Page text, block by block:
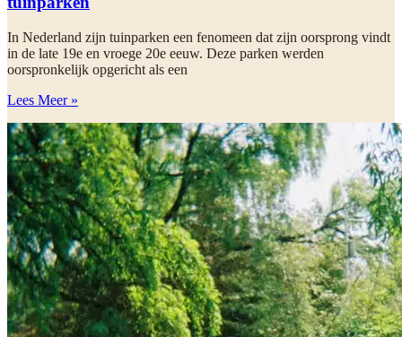
In Nederland zijn tuinparken een fenomeen dat zijn oorsprong vindt
in de late 19e en vroege 20e eeuw. Deze parken werden
oorspronkelijk opgericht als een
Lees Meer »